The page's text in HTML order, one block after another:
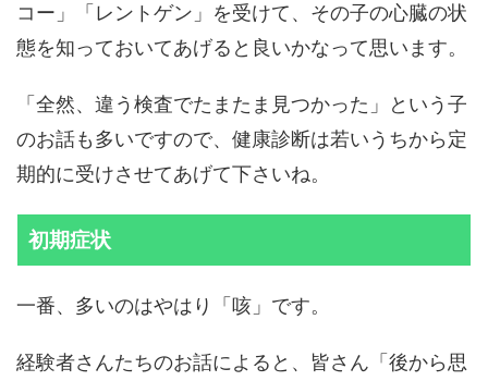
コー」「レントゲン」を受けて、その子の心臓の状
態を知っておいてあげると良いかなって思います。
「全然、違う検査でたまたま見つかった」という子
のお話も多いですので、健康診断は若いうちから定
期的に受けさせてあげて下さいね。
初期症状
一番、多いのはやはり「咳」です。
経験者さんたちのお話によると、皆さん「後から思